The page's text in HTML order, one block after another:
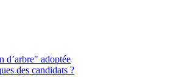
d’arbre" adoptée
des candidats ?